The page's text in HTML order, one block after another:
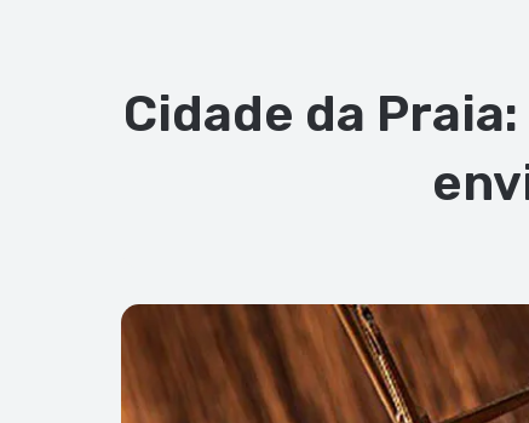
Cidade da